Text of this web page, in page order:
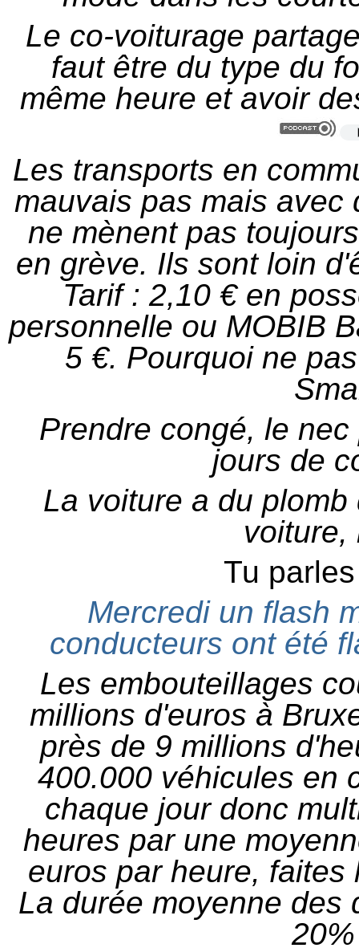
Le co-voiturage
faut être du type du
même heure et avoir
Les transports en
mauvais pas mais avec
ne mènent pas
en grève. Ils sont loin
Tarif : 2,10 € en
personnelle ou MOBIB
5 €. Pourquoi ne
Prendre congé, le
jours de
La voiture a du
voiture,
Tu
Mercredi un flash
conducteurs ont été
Les embouteillages
millions d'euros à
près de 9 millions
400.000 véhicules en
chaque jour donc
heures par une
euros par heure, faites
La durée moyenne des